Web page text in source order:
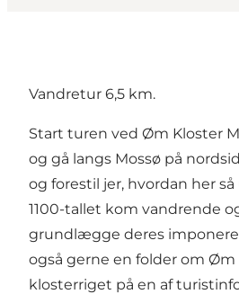
Vandretur 6,5 km.
Start turen ved Øm Kloster
og gå langs Mossø på
og forestil jer, hvordan her
1100-tallet kom vandrende
grundlægge deres
også gerne en folder om Øm
klosterriget på en af